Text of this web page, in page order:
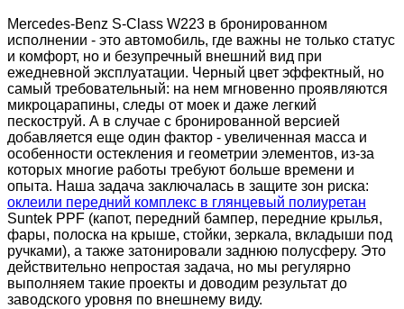
Mercedes-Benz S-Class W223 в бронированном
исполнении - это автомобиль, где важны не только статус
и комфорт, но и безупречный внешний вид при
ежедневной эксплуатации. Черный цвет эффектный, но
самый требовательный: на нем мгновенно проявляются
микроцарапины, следы от моек и даже легкий
пескоструй. А в случае с бронированной версией
добавляется еще один фактор - увеличенная масса и
особенности остекления и геометрии элементов, из‑за
которых многие работы требуют больше времени и
опыта. Наша задача заключалась в защите зон риска:
оклеили передний комплекс в глянцевый полиуретан
Suntek PPF (капот, передний бампер, передние крылья,
фары, полоска на крыше, стойки, зеркала, вкладыши под
ручками), а также затонировали заднюю полусферу. Это
действительно непростая задача, но мы регулярно
выполняем такие проекты и доводим результат до
заводского уровня по внешнему виду.